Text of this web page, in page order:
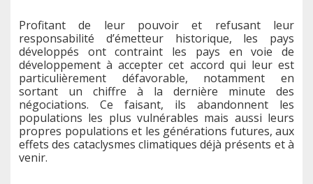
Profitant de leur pouvoir et refusant leur
responsabilité d’émetteur historique, les pays
développés ont contraint les pays en voie de
développement à accepter cet accord qui leur est
particulièrement défavorable, notamment en
sortant un chiffre à la dernière minute des
négociations. Ce faisant, ils abandonnent les
populations les plus vulnérables mais aussi leurs
propres populations et les générations futures, aux
effets des cataclysmes climatiques déjà présents et à
venir.